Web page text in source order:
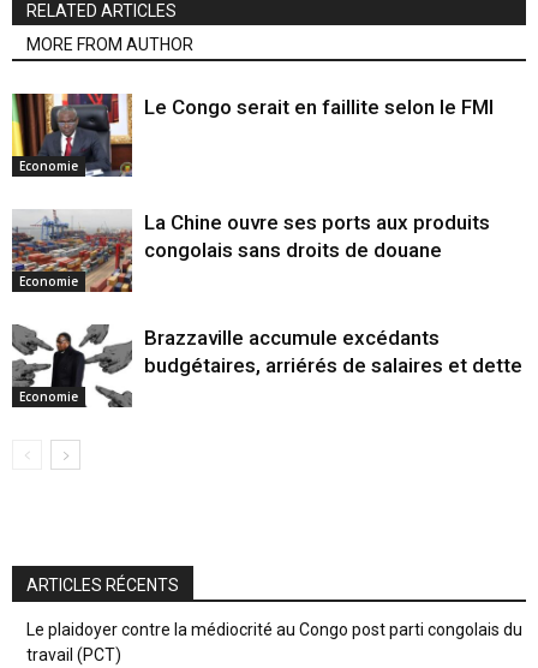
RELATED ARTICLES
MORE FROM AUTHOR
Economie
Le Congo serait en faillite selon le FMI
Economie
La Chine ouvre ses ports aux produits
congolais sans droits de douane
Economie
Brazzaville accumule excédants
budgétaires, arriérés de salaires et dette
ARTICLES RÉCENTS
Le plaidoyer contre la médiocrité au Congo post parti congolais du
travail (PCT)